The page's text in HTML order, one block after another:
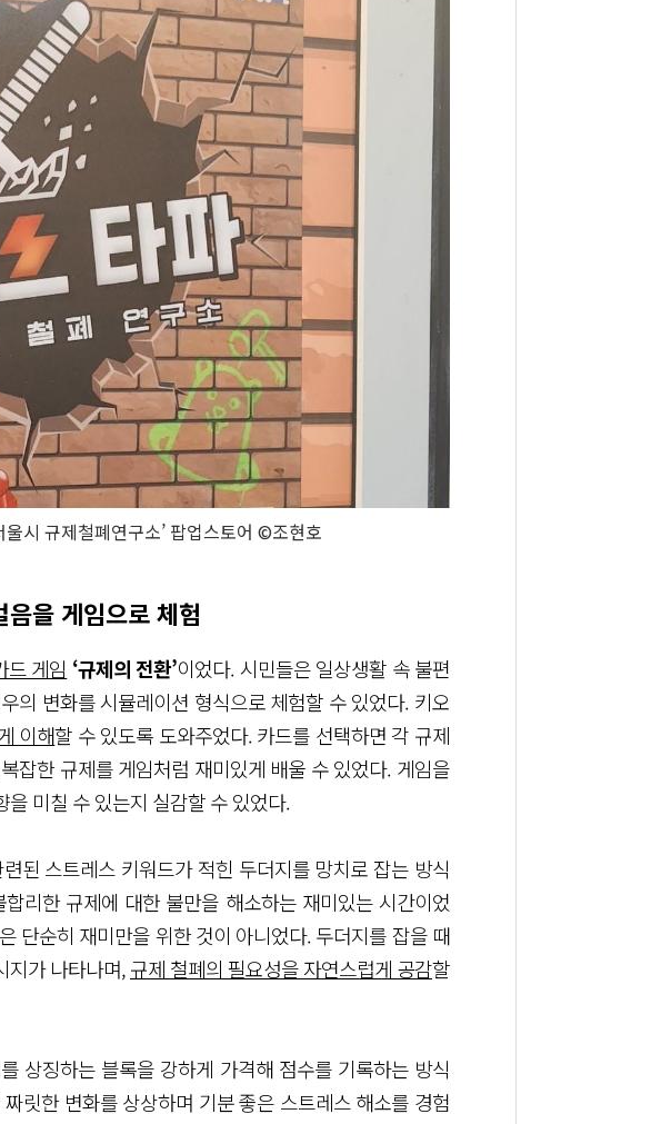
시 규제철폐연구소’ 팝업스토어 ©조현호
을 게임으로 체험
드 게임 ‘규제의 전환’이었다. 시민들은 일상생활 속 불편
의 변화를 시뮬레이션 형식으로 체험할 수 있었다. 키오
이해할 수 있도록 도와주었다. 카드를 선택하면 각 규제
잡한 규제를 게임처럼 재미있게 배울 수 있었다. 게임을
미칠 수 있는지 실감할 수 있었다.
된 스트레스 키워드가 적힌 두더지를 망치로 잡는 방식
리한 규제에 대한 불만을 해소하는 재미있는 시간이었
단순히 재미만을 위한 것이 아니었다. 두더지를 잡을 때
지가 나타나며,규제 철폐의 필요성을 자연스럽게 공감할
상징하는 블록을 강하게 가격해 점수를 기록하는 방식
릿한 변화를 상상하며 기분 좋은 스트레스 해소를 경험